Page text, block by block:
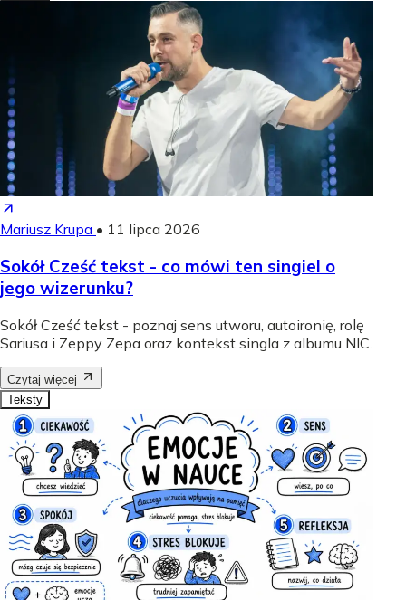
Mariusz Krupa • 11 lipca 2026
Sokół Cześć tekst - co mówi ten singiel o
jego wizerunku?
Sokół Cześć tekst - poznaj sens utworu, autoironię, rolę
Sariusa i Zeppy Zepa oraz kontekst singla z albumu NIC.
Czytaj więcej
Teksty